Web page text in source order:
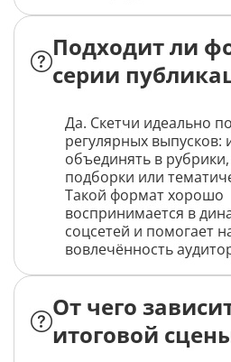
Подходит ли
серии
Да. Скетчи идеально
регулярных выпусков:
объединять в
подборки или
Такой формат хорошо
воспринимается в
соцсетей и помогает
вовлечённость
От чего
итоговой